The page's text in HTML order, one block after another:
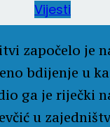
Vijesti
započelo je
bdijenje u
ga je riječki
u